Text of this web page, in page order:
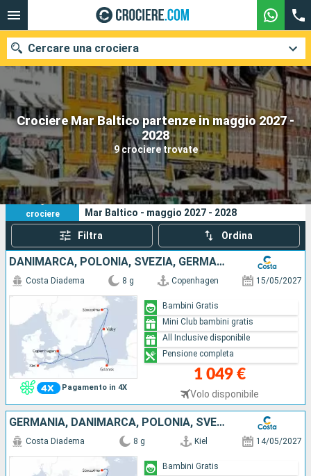
Crociere Mar Baltico partenze in maggio 2027 -
2028
9 crociere trovate
Cercare una crociera
Le nostre destinazioni
Mesi di partenza
Porti Compagnie
Ricerca
9
crociere
I tuoi criteri di ricerca:
Mar Baltico - maggio 2027 - 2028
Filtra Ordina
DANIMARCA, POLONIA, SVEZIA, GERMANIA
Pagamento in 4X
Costa Diadema 8 g Copenhagen 15/05/2027
1 049 €
Volo disponibile
Bambini Gratis
Mini Club bambini gratis
All Inclusive disponibile
Pensione completa
GERMANIA, DANIMARCA, POLONIA, SVEZIA
Costa Diadema 8 g Kiel 14/05/2027
Bambini Gratis